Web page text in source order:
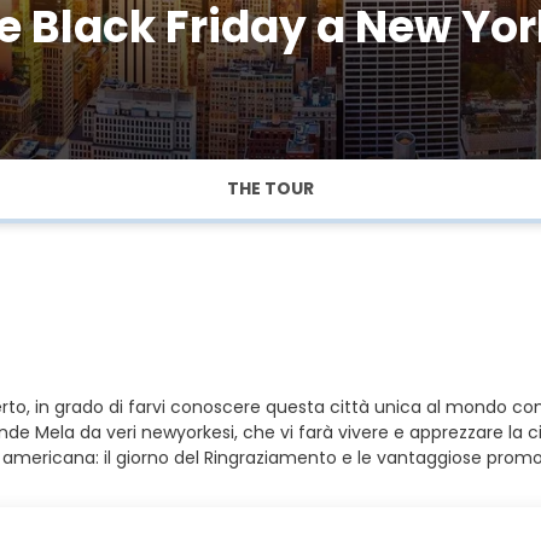
Black Friday a New
THE TOUR
in grado di farvi conoscere questa città unica al mondo
Mela da veri newyorkesi, che vi farà vivere e apprezzare
il giorno del Ringraziamento e le vantaggiose